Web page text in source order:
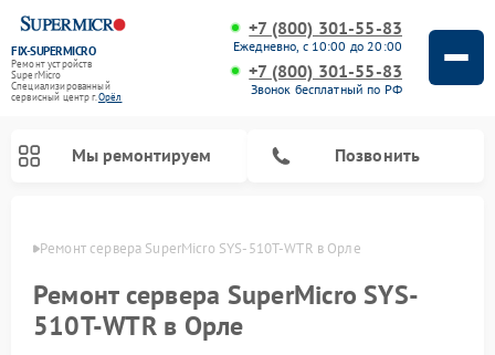
FIX-SUPERMICRO
Ремонт устройств
SuperMicro
Специализированный
cервисный центр г.Орёл
+7 (800) 301-55-83
Ежедневно, с 10:00 до 20:00
+7 (800) 301-55-83
Звонок бесплатный по РФ
Мы ремонтируем Позвонить
Ремонт сервера SuperMicro SYS-510T-WTR в Орле
Ремонт сервера SuperMicro SYS-
510T-WTR в Орле